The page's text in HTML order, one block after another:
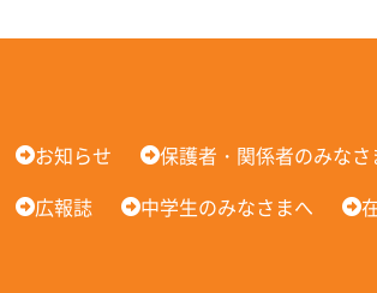
お知らせ 保護者・関係者のみなさ
広報誌
中学生のみなさまへ